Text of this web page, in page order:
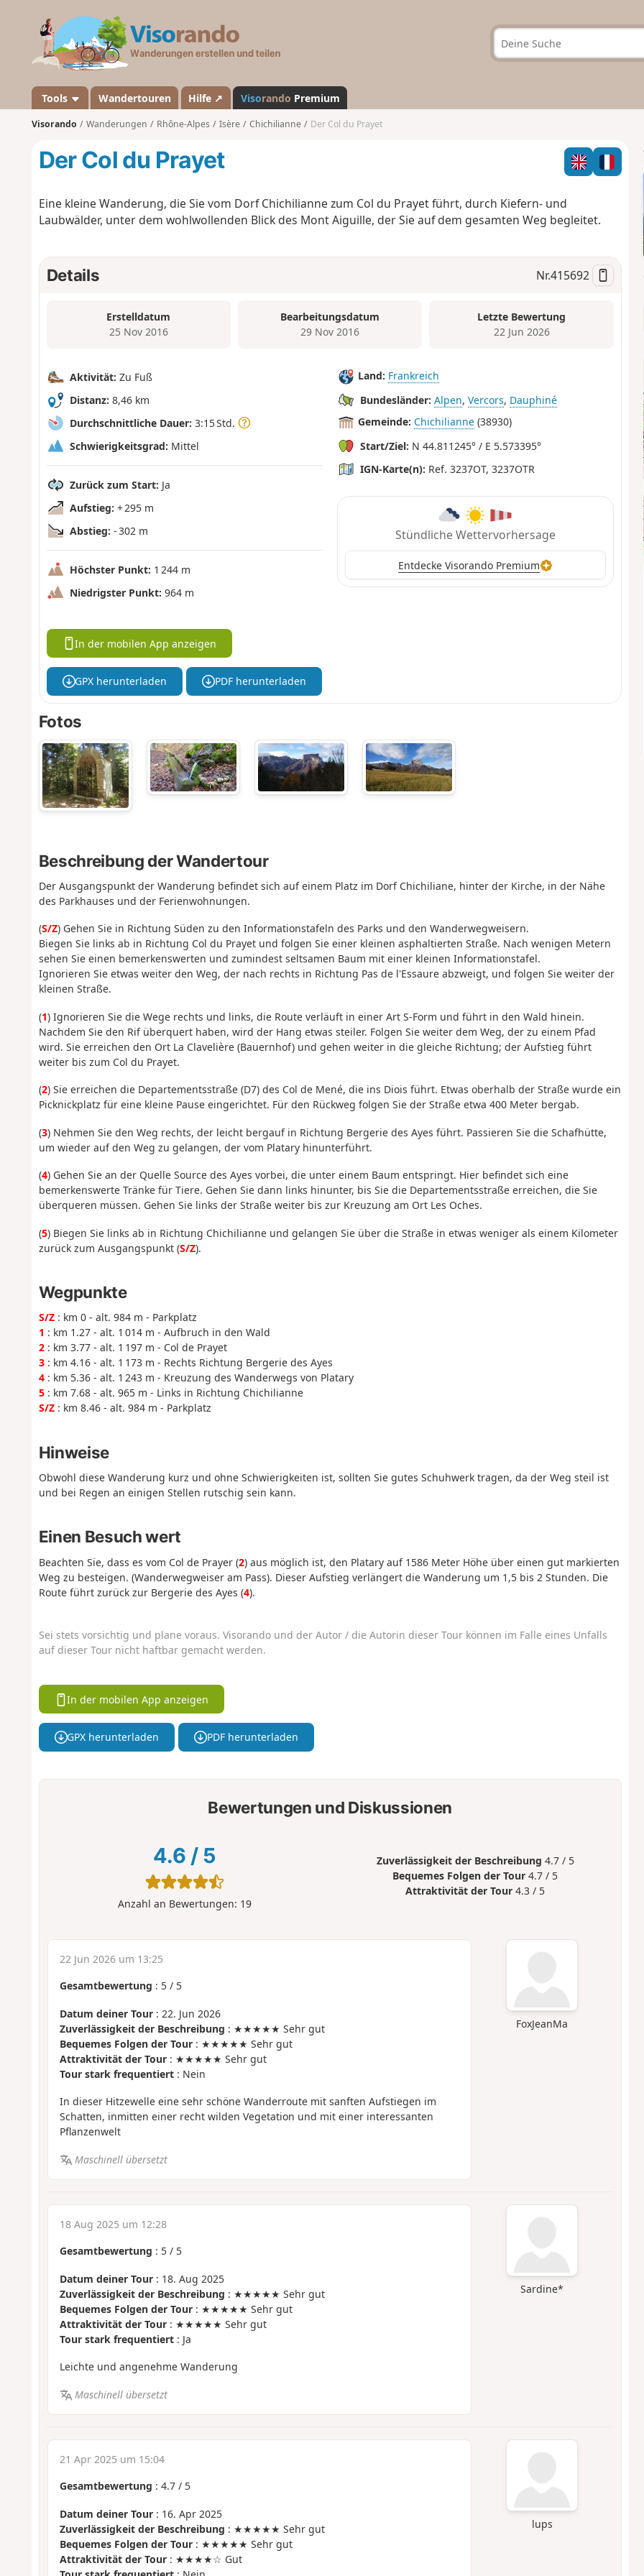
a
n
d
Tools Wandertouren Hilfe ↗ Visorando Premium
Visorando Wanderungen Rhône-Alpes Isère Chichilianne Der Col du Prayet
Der Col du Prayet
Eine kleine Wanderung, die Sie vom Dorf Chichilianne zum Col du Prayet führt, durch Kiefern- und
Laubwälder, unter dem wohlwollenden Blick des Mont Aiguille, der Sie auf dem gesamten Weg begleitet.
Details Nr.415692
Erstelldatum
25 Nov 2016
Bearbeitungsdatum
29 Nov 2016
Letzte Bewertung
22 Jun 2026
Aktivität: Zu Fuß
Distanz: 8,46 km
Durchschnittliche Dauer: 3:15 Std.
Schwierigkeitsgrad: Mittel
Zurück zum Start: Ja
Aufstieg: + 295 m
Abstieg: - 302 m
Höchster Punkt: 1 244 m
Niedrigster Punkt: 964 m
Land: Frankreich
Bundesländer: Alpen,Vercors, Dauphiné
Gemeinde: Chichilianne (38930)
Start/Ziel: N 44.811245° / E 5.573395°
IGN-Karte(n): Ref. 3237OT, 3237OTR
Stündliche Wettervorhersage
Entdecke Visorando Premium
In der mobilen App anzeigen
GPX herunterladen PDF herunterladen
Fotos
Beschreibung der Wandertour
Der Ausgangspunkt der Wanderung befindet sich auf einem Platz im Dorf Chichiliane, hinter der Kirche, in der Nähe
des Parkhauses und der Ferienwohnungen.
(S/Z) Gehen Sie in Richtung Süden zu den Informationstafeln des Parks und den Wanderwegweisern.
Biegen Sie links ab in Richtung Col du Prayet und folgen Sie einer kleinen asphaltierten Straße. Nach wenigen Metern
sehen Sie einen bemerkenswerten und zumindest seltsamen Baum mit einer kleinen Informationstafel.
Ignorieren Sie etwas weiter den Weg, der nach rechts in Richtung Pas de l'Essaure abzweigt, und folgen Sie weiter der
kleinen Straße.
(1) Ignorieren Sie die Wege rechts und links, die Route verläuft in einer Art S-Form und führt in den Wald hinein.
Nachdem Sie den Rif überquert haben, wird der Hang etwas steiler. Folgen Sie weiter dem Weg, der zu einem Pfad
wird. Sie erreichen den Ort La Clavelière (Bauernhof) und gehen weiter in die gleiche Richtung; der Aufstieg führt
weiter bis zum Col du Prayet.
(2) Sie erreichen die Departementsstraße (D7) des Col de Mené, die ins Diois führt. Etwas oberhalb der Straße wurde ein
Picknickplatz für eine kleine Pause eingerichtet. Für den Rückweg folgen Sie der Straße etwa 400 Meter bergab.
(3) Nehmen Sie den Weg rechts, der leicht bergauf in Richtung Bergerie des Ayes führt. Passieren Sie die Schafhütte,
um wieder auf den Weg zu gelangen, der vom Platary hinunterführt.
(4) Gehen Sie an der Quelle Source des Ayes vorbei, die unter einem Baum entspringt. Hier befindet sich eine
bemerkenswerte Tränke für Tiere. Gehen Sie dann links hinunter, bis Sie die Departementsstraße erreichen, die Sie
überqueren müssen. Gehen Sie links der Straße weiter bis zur Kreuzung am Ort Les Oches.
(5) Biegen Sie links ab in Richtung Chichilianne und gelangen Sie über die Straße in etwas weniger als einem Kilometer
zurück zum Ausgangspunkt (S/Z).
Wegpunkte
S/Z: km 0 - alt. 984 m - Parkplatz
1 : km 1.27 - alt. 1 014 m - Aufbruch in den Wald
2: km 3.77 - alt. 1 197 m - Col de Prayet
3: km 4.16 - alt. 1 173 m - Rechts Richtung Bergerie des Ayes
4: km 5.36 - alt. 1 243 m - Kreuzung des Wanderwegs von Platary
5: km 7.68 - alt. 965 m - Links in Richtung Chichilianne
S/Z: km 8.46 - alt. 984 m - Parkplatz
Hinweise
Obwohl diese Wanderung kurz und ohne Schwierigkeiten ist, sollten Sie gutes Schuhwerk tragen, da der Weg steil ist
und bei Regen an einigen Stellen rutschig sein kann.
Einen Besuch wert
Beachten Sie, dass es vom Col de Prayer (2) aus möglich ist, den Platary auf 1586 Meter Höhe über einen gut markierten
Weg zu besteigen. (Wanderwegweiser am Pass). Dieser Aufstieg verlängert die Wanderung um 1,5 bis 2 Stunden. Die
Route führt zurück zur Bergerie des Ayes (4).
Sei stets vorsichtig und plane voraus. Visorando und der Autor / die Autorin dieser Tour können im Falle eines Unfalls
auf dieser Tour nicht haftbar gemacht werden.
In der mobilen App anzeigen
GPX herunterladen PDF herunterladen
Bewertungen und Diskussionen
4.6 / 5
Anzahl an Bewertungen: 19
Zuverlässigkeit der Beschreibung 4.7 / 5
Bequemes Folgen der Tour 4.7 / 5
Attraktivität der Tour 4.3 / 5
FoxJeanMa
22 Jun 2026 um 13:25
Gesamtbewertung : 5/ 5
Datum deiner Tour: 22. Jun 2026
Zuverlässigkeit der Beschreibung : ★★★★★ Sehr gut
Bequemes Folgen der Tour: ★★★★★ Sehr gut
Attraktivität der Tour: ★★★★★ Sehr gut
Tour stark frequentiert: Nein
In dieser Hitzewelle eine sehr schöne Wanderroute mit sanften Aufstiegen im
Schatten, inmitten einer recht wilden Vegetation und mit einer interessanten
Pflanzenwelt
Maschinell übersetzt
Sardine*
18 Aug 2025 um 12:28
Gesamtbewertung : 5/ 5
Datum deiner Tour: 18. Aug 2025
Zuverlässigkeit der Beschreibung : ★★★★★ Sehr gut
Bequemes Folgen der Tour: ★★★★★ Sehr gut
Attraktivität der Tour: ★★★★★ Sehr gut
Tour stark frequentiert: Ja
Leichte und angenehme Wanderung
Maschinell übersetzt
lups
21 Apr 2025 um 15:04
Gesamtbewertung : 4.7/ 5
Datum deiner Tour: 16. Apr 2025
Zuverlässigkeit der Beschreibung : ★★★★★ Sehr gut
Bequemes Folgen der Tour: ★★★★★ Sehr gut
Attraktivität der Tour: ★★★★☆ Gut